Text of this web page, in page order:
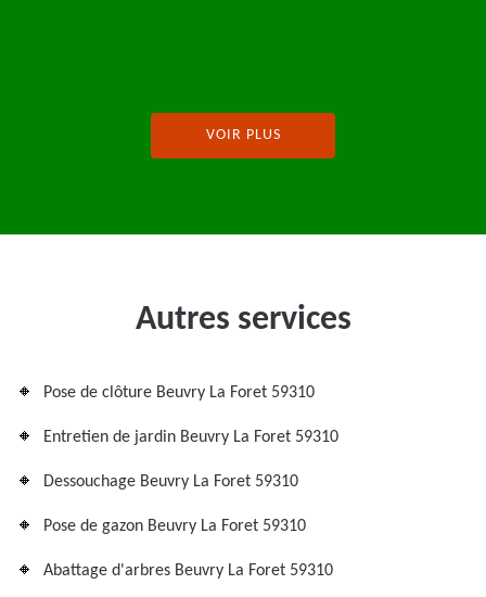
VOIR PLUS
Autres services
Pose de clôture Beuvry La Foret 59310
Entretien de jardin Beuvry La Foret 59310
Dessouchage Beuvry La Foret 59310
Pose de gazon Beuvry La Foret 59310
Abattage d'arbres Beuvry La Foret 59310